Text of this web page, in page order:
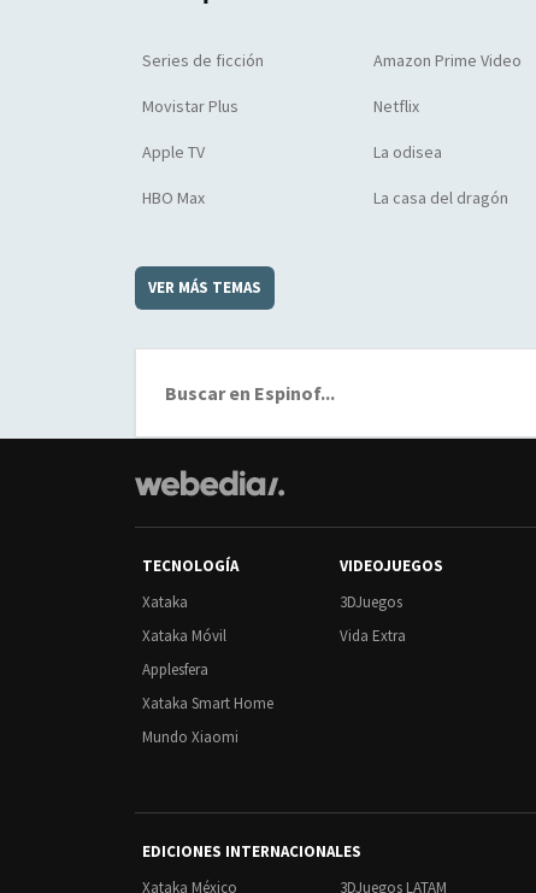
Series de ficción Amazon Prime Video
Movistar Plus Netflix
Apple TV La odisea
HBO Max La casa del dragón
VER MÁS TEMAS
TECNOLOGÍA
Xataka
Xataka Móvil
Applesfera
Xataka Smart Home
Mundo Xiaomi
VIDEOJUEGOS
3DJuegos
Vida Extra
EDICIONES INTERNACIONALES
Xataka México
3DJuegos LATAM